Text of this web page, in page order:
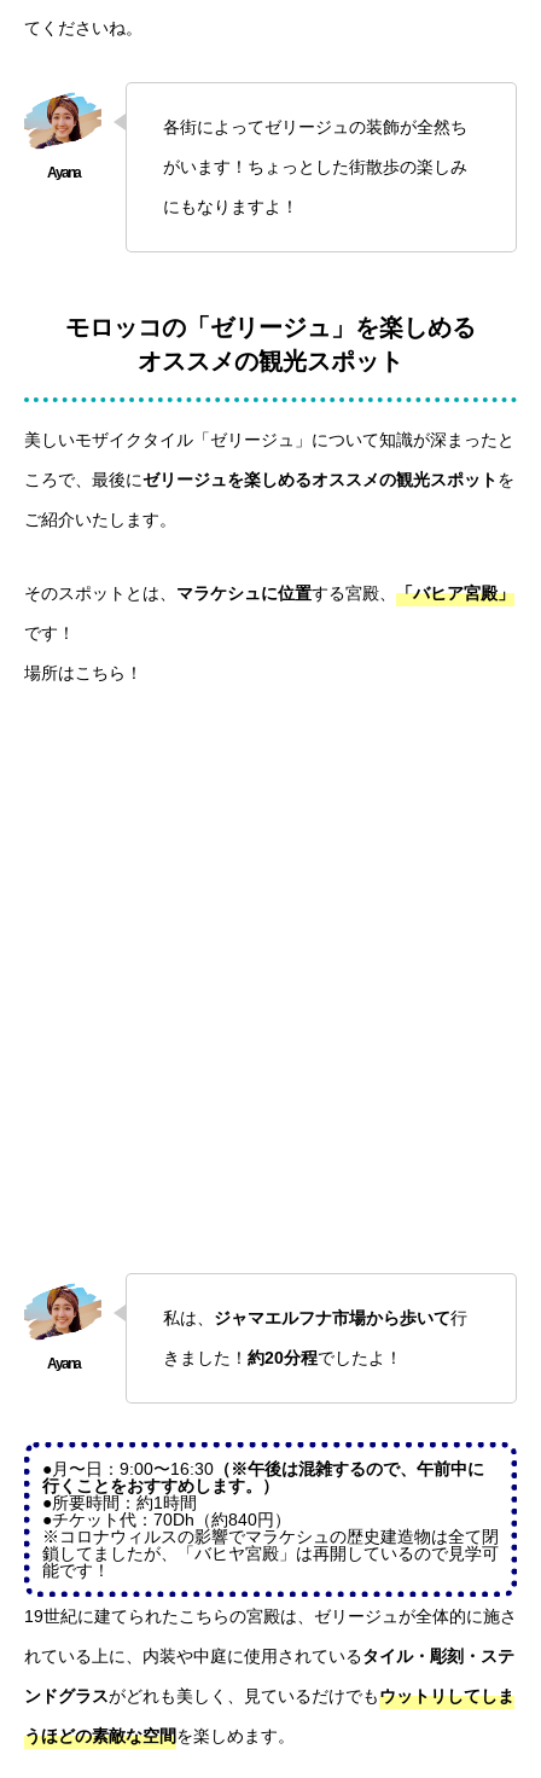
てくださいね。
各街によってゼリージュの装飾が全然ち
がいます！ちょっとした街散歩の楽しみ
にもなりますよ！
モロッコの「ゼリージュ」を楽しめる
オススメの観光スポット
美しいモザイクタイル「ゼリージュ」について知識が深まったと
ころで、最後にゼリージュを楽しめるオススメの観光スポットを
ご紹介いたします。
そのスポットとは、 マラケシュに位置する宮殿、 「バヒア宮殿」
です！
場所はこちら！
私は、 ジャマエルフナ市場から歩いて行
きました！ 約20分程でしたよ！
●月〜日：9:00〜16:30 （※午後は混雑するので、午前中に
行くことをおすすめします。）
●所要時間：約1時間
●チケット代：70Dh（約840円）
※コロナウィルスの影響でマラケシュの歴史建造物は全て閉
鎖してましたが、「バヒヤ宮殿」は再開しているので見学可
能です！
19世紀に建てられたこちらの宮殿は、ゼリージュが全体的に施さ
れている上に、内装や中庭に使用されているタイル・彫刻・ステ
ンドグラスがどれも美しく、見ているだけでもウットリしてしま
うほどの素敵な空間を楽しめます。